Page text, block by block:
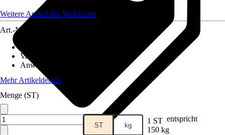
Weitere Artikel des Verkäufers
Art.-Nr.
Variante
Anwendung
Mehr Artikeldetails
Menge (ST)
ST kg 1 ST entspricht
150 kg